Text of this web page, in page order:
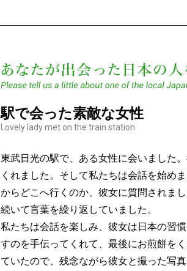
駅で会った素敵な女性
Lovely lady met on the train station
東武日光の駅で、ある女性に会いました
くれました。そして私たちは会話を始め
からどこへ行くのか、彼女に質問されま
続いて言葉を繰り返していました。
私たちは会話を楽しみ、彼女は日本の習
すのを手伝ってくれて、最後にお煎餅を
ていたので、残念ながら彼女と撮った写真